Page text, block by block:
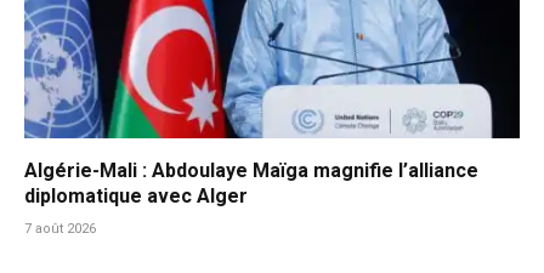
Algérie-Mali : Abdoulaye Maïga magnifie l’alliance
diplomatique avec Alger
7 août 2026